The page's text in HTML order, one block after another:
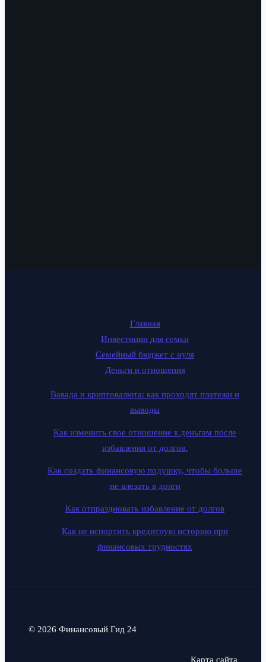
Главная
Инвестиции для семьи
Семейный бюджет с нуля
Деньги и отношения
Вавада и криптовалюта: как проходят платежи и
выводы
Как изменить свое отношение к деньгам после
избавления от долгов.
Как создать финансовую подушку, чтобы больше
не влезать в долги
Как отпраздновать избавление от долгов
Как не испортить кредитную историю при
финансовых трудностях
© 2026 Финансовый Гид 24
Карта сайта